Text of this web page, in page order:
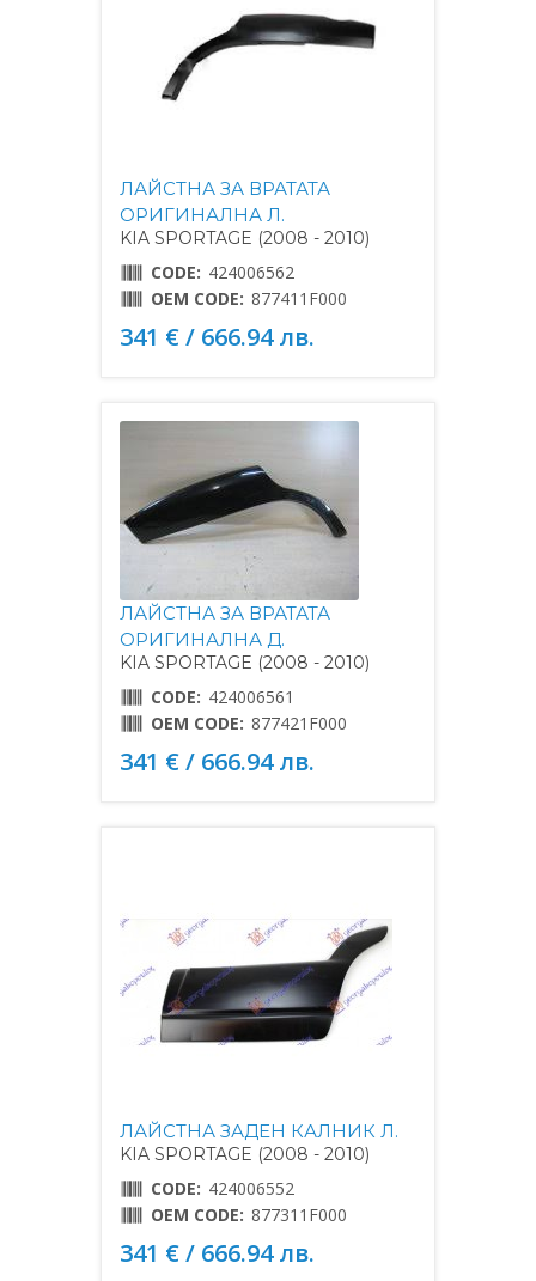
ЛАЙСТНА ЗА ВРАТАТА
ОРИГИНАЛНА Л.
KIA SPORTAGE (2008 - 2010)
CODE: 424006562
OEM CODE: 877411F000
341 € / 666.94 лв.
ЛАЙСТНА ЗА ВРАТАТА
ОРИГИНАЛНА Д.
KIA SPORTAGE (2008 - 2010)
CODE: 424006561
OEM CODE: 877421F000
341 € / 666.94 лв.
ЛАЙСТНА ЗАДЕН КАЛНИК Л.
KIA SPORTAGE (2008 - 2010)
CODE: 424006552
OEM CODE: 877311F000
341 € / 666.94 лв.